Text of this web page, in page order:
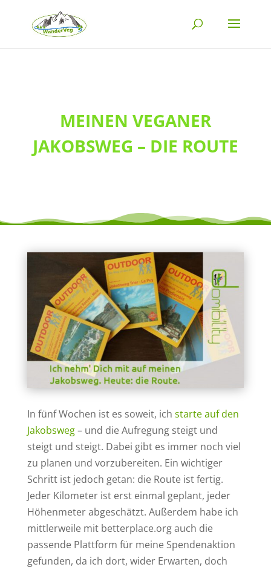
MEINEN VEGANER
JAKOBSWEG – DIE ROUTE
In fünf Wochen ist es soweit, ich starte auf den
Jakobsweg– und die Aufregung steigt und
steigt und steigt. Dabei gibt es immer noch viel
zu planen und vorzubereiten. Ein wichtiger
Schritt ist jedoch getan: die Route ist fertig.
Jeder Kilometer ist erst einmal geplant, jeder
Höhenmeter abgeschätzt. Außerdem habe ich
mittlerweile mit betterplace.org auch die
passende Plattform für meine Spendenaktion
gefunden, da ich dort, wider Erwarten, doch